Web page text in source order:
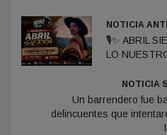
NOTICIA
🎙️✨ ABRIL
LO
NOTICIA
Un barrendero fue
delincuentes que